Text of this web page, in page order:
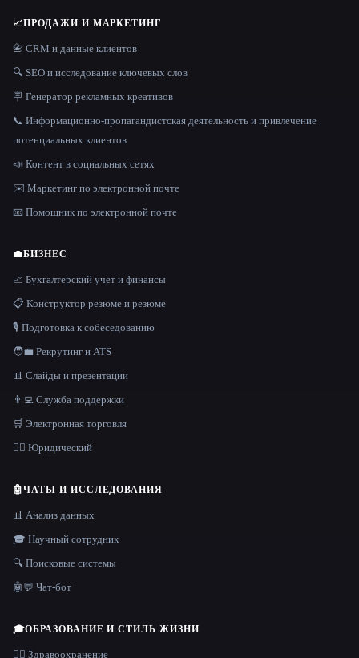
📈ПРОДАЖИ И МАРКЕТИНГ
📇 CRM и данные клиентов
🔍 SEO и исследование ключевых слов
🪧 Генератор рекламных креативов
📞 Информационно-пропагандистская деятельность и привлечение
потенциальных клиентов
📣 Контент в социальных сетях
✉️ Маркетинг по электронной почте
📧 Помощник по электронной почте
💼БИЗНЕС
📈 Бухгалтерский учет и финансы
📋 Конструктор резюме и резюме
🎙️ Подготовка к собеседованию
🧑‍💼 Рекрутинг и ATS
📊 Слайды и презентации
👨‍💻 Служба поддержки
🛒 Электронная торговля
👩‍⚖️ Юридический
🤖ЧАТЫ И ИССЛЕДОВАНИЯ
📊 Анализ данных
🎓 Научный сотрудник
🔍 Поисковые системы
🤖💬 Чат-бот
🎓ОБРАЗОВАНИЕ И СТИЛЬ ЖИЗНИ
👩‍⚕️ Здравоохранение